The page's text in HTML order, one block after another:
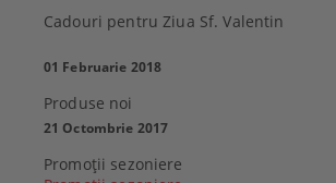
Cadouri pentru Ziua Sf. Valentin
01 Februarie 2018
Produse noi
21 Octombrie 2017
Promoţii sezoniere